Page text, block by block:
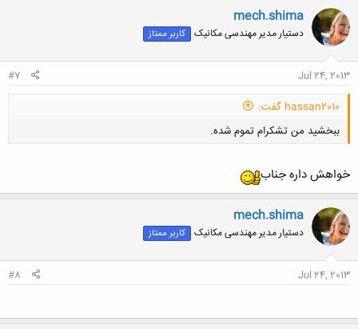
ن
ش
ه
ا
mech.shima
دستیار مدیر مهندسی مکانیک کاربر ممتاز
Jul 24, 2013
#7
hassan2010 گفت:
ببخشید من تشکرام تموم شده.
کلیک کنید تا باز شود...
خواهش داره جناب
mech.shima
دستیار مدیر مهندسی مکانیک کاربر ممتاز
Jul 24, 2013
#8